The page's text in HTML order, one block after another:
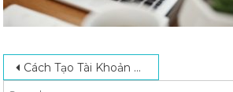
Post navigation
Cách Tạo Tài Khoản Alipay Nhanh Chóng Trên Máy Tính Và Điện Thoại